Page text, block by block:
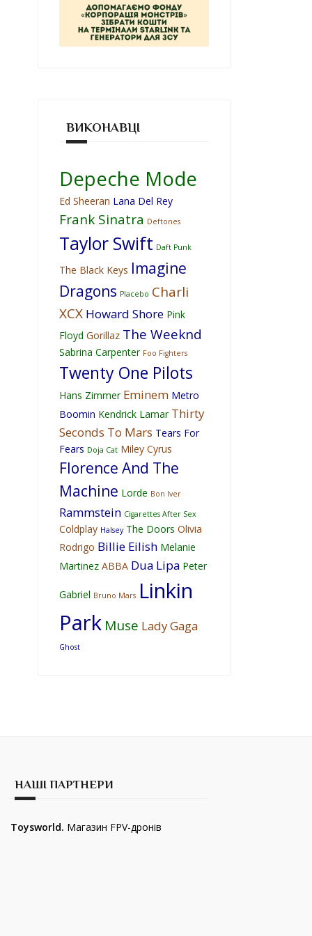
ВИКОНАВЦІ
Depeche Mode
Ed Sheeran Lana Del Rey
Frank Sinatra Deftones
Taylor Swift Daft Punk
The Black Keys Imagine
Dragons Placebo Charli
XCX Howard Shore Pink
Floyd Gorillaz The Weeknd
Sabrina Carpenter Foo Fighters
Twenty One Pilots
Hans Zimmer Eminem Metro
Boomin Kendrick Lamar Thirty
Seconds To Mars Tears For
Fears Doja Cat Miley Cyrus
Florence And The
Machine Lorde Bon Iver
Rammstein Cigarettes After Sex
Coldplay Halsey The Doors Olivia
Rodrigo Billie Eilish Melanie
Martinez ABBA Dua Lipa Peter
Gabriel Bruno Mars Linkin
Park Muse Lady Gaga
Ghost
НАШІ ПАРТНЕРИ
Toysworld. Магазин FPV-дронів